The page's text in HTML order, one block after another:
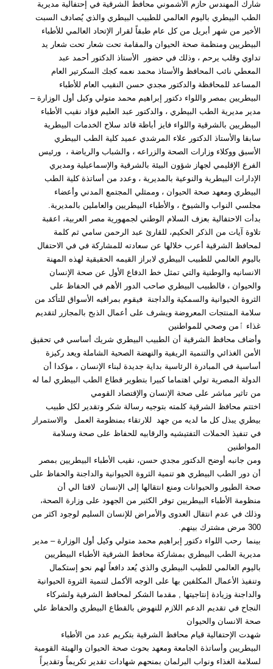
شارك المهندس حازم الأشموني محافظ الشرقية في إحتفالية مديرية
الطب البيطري باليوم العالمي للطبيب البيطري والذي يُصادف السبت
الأخير من شهر أبريل من كل عام طبقاً لقرار الإتحاد العالمي للأطباء
البيطريين ومنظمة صحة الحيوان والمقامة تحت شعار تحت شعار يد
تداوي وقلب يرحم ، وذلك في حضور الأستاذ الدكتور أحمد عبد
المعطي نائب المحافظ والأستاذ محمد نعمه كجك السكرتير العام
المساعد للمحافظة والدكتور مجدي حسن النقيب العام للأطباء
البيطريين بمصر واللواء دكتور إبراهيم محمد متولي وكيل أول الوزارة –
مدير مديرية الطب البيطري ، والدكتور عبد العليم فؤاد نقيب الأطباء
البيطريين بالشرقية واللواء فايز أباظة قائد سلاح الخدمات البيطرية
سابقا والأستاذ الدكتور علاء المرشدي عميد كلية الطب البيطري
الأسبق ووكلاء وزارات الصحة والزراعه ، والشباب والرياضة ، ورئيس
الفرع الإقليمي لجهاز شؤون البيئة بالشرقية والإسماعيلية ومديري
الإدارات البيطرية والنوعية بالمديرية ، وعدد من أساتذة كلية الطب
البيطري ومعهد صحة الحيوان ، وممثلي المجتمع المدني وأعضاء
مجلسي النواب والشيوخ ، والأطباء البيطريين والعاملين بالمديرية.
بدأت الاحتفالية بعزف السلام الوطني لجمهورية مصر العربية، اعقبة
تلاوة آيات من الذكر الحكيم، للقارئ عبد الرحمن سامي ثم كلمة
لمحافظ الشرقية أعرب خلالها عن سعادته للمشاركة في في الاحتفال
باليوم العالمي للطبيب البيطري لابراز القيمه الحقيقية لهذه المهنة
الانسانيه والوطنية والتي تمثل خط الدفاع الأول عن صحة الإنسان
والحيوان ، فالطبيب البيطري صاحب الدور الأهم في الحفاظ على
الثروة الحيوانية والسمكية والداجنة فيقوم بمراقبه الأسواق للتأكد من
سلامة المنتجات المعروضة ويشرف على أعمال الذبح بالمجازر لتقديم
غذاء ٱمن وصحي للمواطنين
وأضاف محافظ الشرقية أن الطبيب البيطري شريك أساسي في تحقيق
الأمن الغذائي والتنمية الريفية والنهضة الصحية الشاملة ويعد ركيزة
أساسية في المبادرة الرئاسية بداية جديدة لبناء الإنسان ، مؤكدا أن
الدولة المصرية تولي اهتماما كبيرا بتطوير قطاع الطب البيطري لما له
من تاثير مباشر على صحة الإنسان والإقتصاد القومي
اختتم محافظ الشرقية كلمته بتوجيه رسالة شكر وتقدير لكل طبيب
بيطري يبذل كل ما لديه من جهد للارتقاء بمنظومة العمل والاستمرار
في تنفيذ الحملات التفتيشيه والرقابيه للحفاظ على صحة وسلامة
المواطنين
ومن جانبه أوضح الدكتور مجدي حسن، نقيب الأطباء البيطريين بمصر
أن دور الطب البيطري هو تنمية الثروة الحيوانية والداجنة والحفاظ على
صحة الطيور والحيوانات ومنع انتقالها إلى الإنسان لافتا الي أن
منظومة الأطباء البيطريين توفر الكثير من الجهود على وزارة الصحة،
وذلك في عدم انتقال العدوى والأمراض للإنسان السليم لوجود اكثر من
300 مرض مشترك بينهم.
بينما رحب اللواء دكتور إبراهيم محمد متولي وكيل أول الوزارة – مدير
مديرية الطب البيطري بمشاركة محافظ الشرقية الأطباء البيطريين
باليوم العالمي للطيب البيطري والذي يُعد دافعاً لهم نحو إستكمال
وتنفيذ الأعمال المكلفين بها على الوجه الأكمل لتنمية الثروة الحيوانية
والداجنة وزيادة إنتاجيتها , مقدما الشكر لمحافظ الشرقية ولشركاء
النجاح في تقديم الدعم اللازم للنهوض بالقطاع البيطري والحفاظ علي
صحة الانسان والحيوان
شهدت الإحتفالية قيام محافظ الشرقية بتكريم عدد من الأطباء
البيطريين وأساتذة الجامعة ومعهد بحوث صحة الحيوان والهيئة القومية
لسلامة الغذاء ونواب البرلمان بمنحهم شهادات تقدير تكريماً وتقديراً